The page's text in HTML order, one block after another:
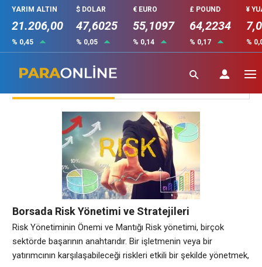
YARIM ALTIN
21.206,00
% 0,45
$ DOLAR
47,6025
% 0,05
€ EURO
55,1097
% 0,14
£ POUND
64,2234
% 0,17
¥
%
Borsa
Borsada Risk Yönetimi ve Stratejileri
Risk Yönetiminin Önemi ve Mantığı Risk yönetimi, birçok
sektörde başarının anahtarıdır. Bir işletmenin veya bir
yatırımcının karşılaşabileceği riskleri etkili bir şekilde yönetmek,